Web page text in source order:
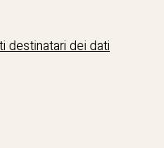
destinatari dei dati